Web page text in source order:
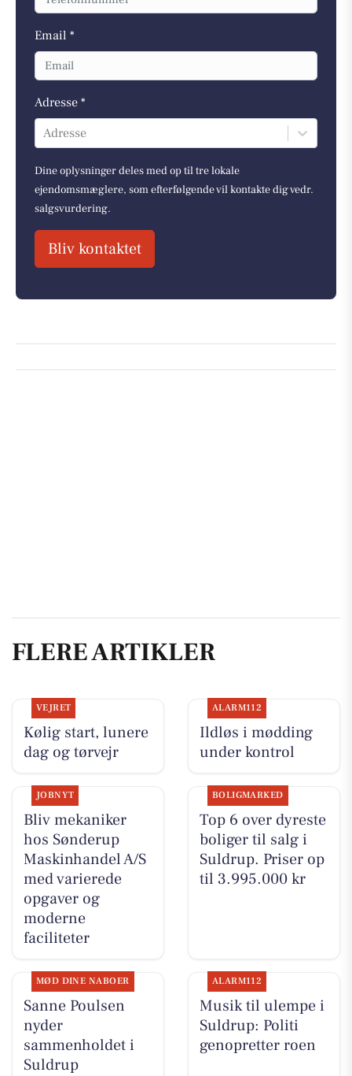
Email *
Adresse *
Adresse
Dine oplysninger deles med op til tre lokale
ejendomsmæglere, som efterfølgende vil kontakte dig vedr.
salgsvurdering.
Bliv kontaktet
FLERE ARTIKLER
VEJRET
Kølig start, lunere
dag og tørvejr
ALARM112
Ildløs i mødding
under kontrol
JOBNYT
Bliv mekaniker
hos Sønderup
Maskinhandel A/S
med varierede
opgaver og
moderne
faciliteter
BOLIGMARKED
Top 6 over dyreste
boliger til salg i
Suldrup. Priser op
til 3.995.000 kr
MØD DINE NABOER
Sanne Poulsen
nyder
sammenholdet i
Suldrup
ALARM112
Musik til ulempe i
Suldrup: Politi
genopretter roen